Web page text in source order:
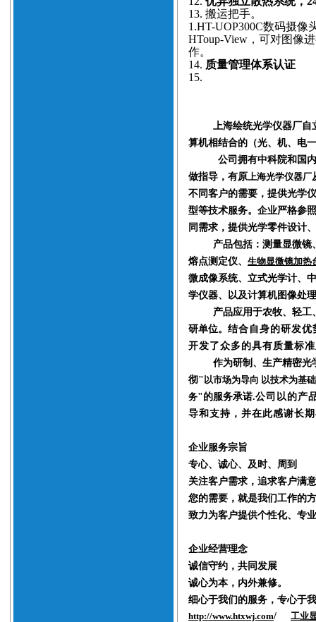
13. 搬运把手。
1.HT-UOP300C数码摄像
HToup-View，可对图像
作。
14. 质量管理体系认证
15.
上海绘统光学仪器厂自
算机相结合的（光、机、电
公司拥有中科院和国
做指导，有原上海光学仪器厂
不同客户的需要，提供光学
型等技术服务。企业严格参照
同 需求 ，提供光学零件设计
产品包括：测量显微镜
熔点测定仪、 生物显微镜加热
微成像系统、立式光学计、
学仪器、以及计算机图像处
产品应用于农牧、轻工
研单位。 结合自身的研发优
开发了众多的具有质量标
作为研制、生产精密光
彻 "以市场为导向 以技术为基
务"的服务承诺.公司 以的产
导和支持，并在此感谢长
企业服务宗旨
专心、诚心、及时、周到
关注客户需求，追求客户满
您的需要，就是我们工作的
致力为客户提供个性化、专
企业经营理念
诚信守约，共同发展
诚心为本，内外兼修。
细心于我们的服务，专心于
http://www.htxwj.com/
工业